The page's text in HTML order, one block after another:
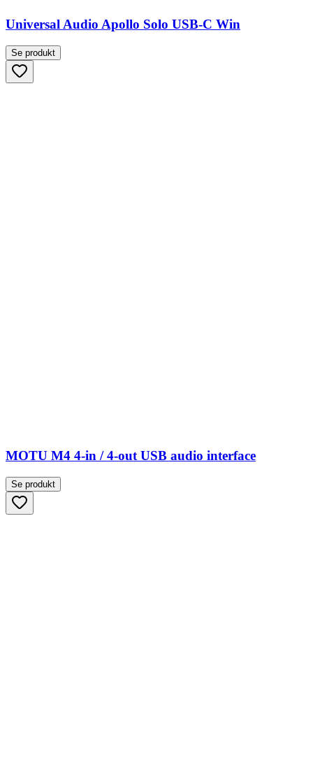
Universal Audio Apollo Solo USB-C Win
Se produkt
MOTU M4 4-in / 4-out USB audio interface
Se produkt